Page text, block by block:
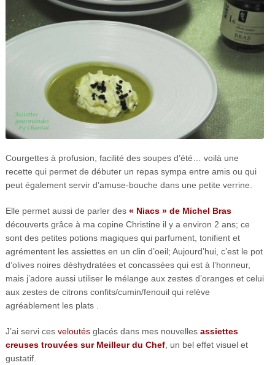
Courgettes à profusion, facilité des soupes d’été… voilà une
recette qui permet de débuter un repas sympa entre amis ou qui
peut également servir d’amuse-bouche dans une petite verrine.
Elle permet aussi de parler des « Niacs » de Michel Bras
découverts grâce à ma copine Christine il y a environ 2 ans; ce
sont des petites potions magiques qui parfument, tonifient et
agrémentent les assiettes en un clin d’oeil; Aujourd’hui, c’est le pot
d’olives noires déshydratées et concassées qui est à l’honneur,
mais j’adore aussi utiliser le mélange aux zestes d’oranges et celui
aux zestes de citrons confits/cumin/fenouil qui relève
agréablement les plats .
J’ai servi ces veloutésglacés dans mes nouvelles assiettes
creuses trouvées sur Meilleur du Chef, un bel effet visuel et
gustatif.